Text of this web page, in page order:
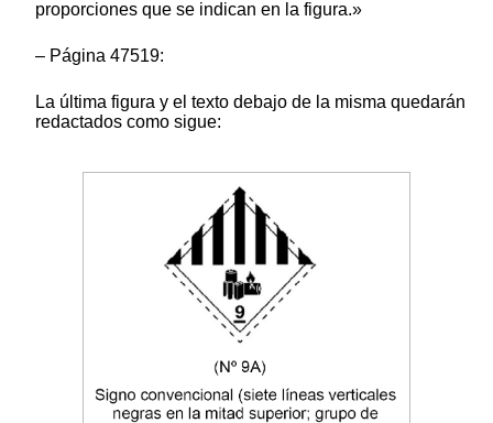
proporciones que se indican en la figura.»
– Página 47519:
La última figura y el texto debajo de la misma quedarán
redactados como sigue: